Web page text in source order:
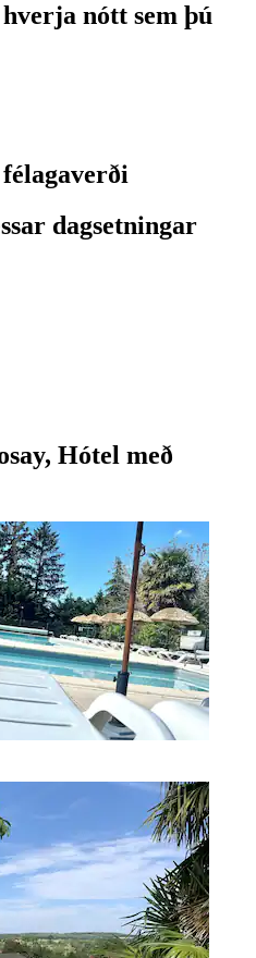
nótt sem þú
dagsetningar
Hótel með